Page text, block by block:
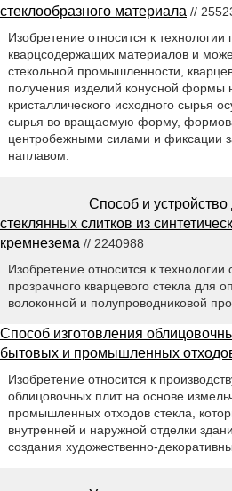
стеклообразного материала //
Изобретение относится к
кварцсодержащих материалов и
стекольной промышленности,
получения изделий конусной формы
кристаллического исходного сырья
сырья во вращаемую форму,
центробежными силами и фиксации
наплавом.
Способ и устройство
стеклянных слитков из
кремнезема // 2240988
Изобретение относится к технологии
прозрачного кварцевого стекла для
волоконной и полупроводниковой
Способ изготовления
бытовых и промышленных
Изобретение относится к
облицовочных плит на основе
промышленных отходов стекла,
внутренней и наружной отделки
создания художественно-